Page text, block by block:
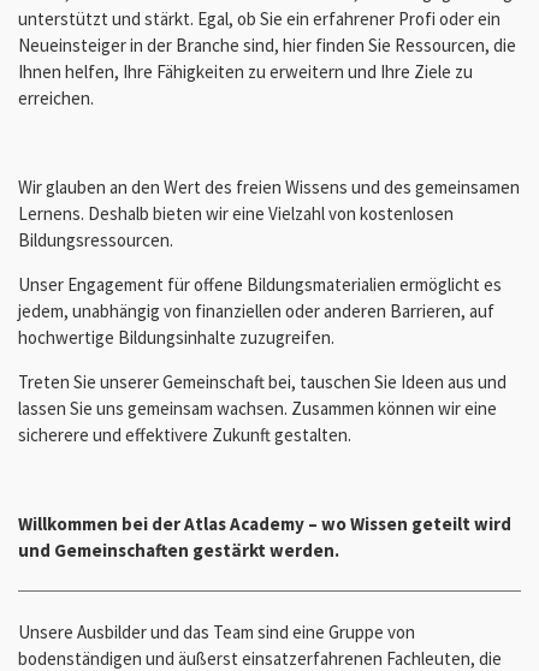
unterstützt und stärkt. Egal, ob Sie ein erfahrener Profi oder ein
Neueinsteiger in der Branche sind, hier finden Sie Ressourcen, die
Ihnen helfen, Ihre Fähigkeiten zu erweitern und Ihre Ziele zu
erreichen.
Wir glauben an den Wert des freien Wissens und des gemeinsamen
Lernens. Deshalb bieten wir eine Vielzahl von kostenlosen
Bildungsressourcen.
Unser Engagement für offene Bildungsmaterialien ermöglicht es
jedem, unabhängig von finanziellen oder anderen Barrieren, auf
hochwertige Bildungsinhalte zuzugreifen.
Treten Sie unserer Gemeinschaft bei, tauschen Sie Ideen aus und
lassen Sie uns gemeinsam wachsen. Zusammen können wir eine
sicherere und effektivere Zukunft gestalten.
Willkommen bei der Atlas Academy – wo Wissen geteilt wird
und Gemeinschaften gestärkt werden.
Unsere Ausbilder und das Team sind eine Gruppe von
bodenständigen und äußerst einsatzerfahrenen Fachleuten, die